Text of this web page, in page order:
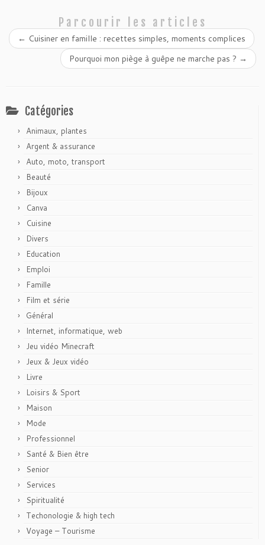
Parcourir les articles
← Cuisiner en famille : recettes simples, moments complices
Pourquoi mon piège à guêpe ne marche pas​ ? →
Catégories
Animaux, plantes
Argent & assurance
Auto, moto, transport
Beauté
Bijoux
Canva
Cuisine
Divers
Education
Emploi
Famille
Film et série
Général
Internet, informatique, web
Jeu vidéo Minecraft
Jeux & Jeux vidéo
Livre
Loisirs & Sport
Maison
Mode
Professionnel
Santé & Bien être
Senior
Services
Spiritualité
Techonologie & high tech
Voyage – Tourisme